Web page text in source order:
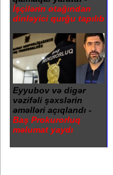
İşçilərin otağından
dinləyici qurğu tapılıb
Eyyubov və digər
vəzifəli şəxslərin
əməlləri açıqlandı -
Baş Prokurorluq
məlumat yaydı